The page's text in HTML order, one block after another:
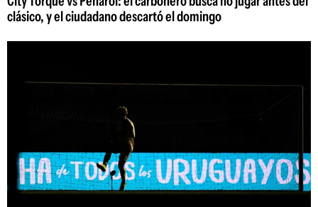
clásico, y el ciudadano descartó el domingo